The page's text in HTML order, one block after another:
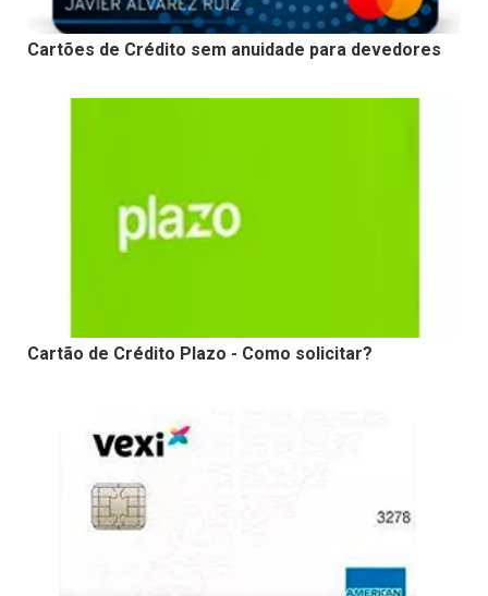
Cartões de Crédito sem anuidade para devedores
Cartão de Crédito Plazo - Como solicitar?